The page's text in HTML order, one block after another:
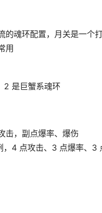
的魂环配置，月关是一个
用
2 是巨蟹系魂环
击，副点爆率、爆伤
，4 点攻击、3 点爆率、3